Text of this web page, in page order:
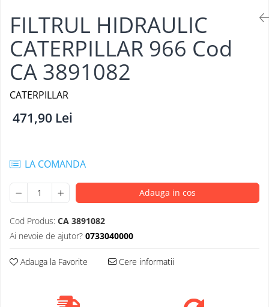
FILTRU AER JCB
FILTRU HIDRAULIC JCB
FILTRU COMBUSTIBIL JCB
Kit Revizie Sunward
Kit Revizie Forst
Geamuri Sunward
FILTRUL HIDRAULIC
CATERPILLAR 966 Cod
CA 3891082
CATERPILLAR
471,90 Lei
LA COMANDA
Adauga in cos
Cod Produs: CA 3891082
Ai nevoie de ajutor? 0733040000
Adauga la Favorite Cere informatii